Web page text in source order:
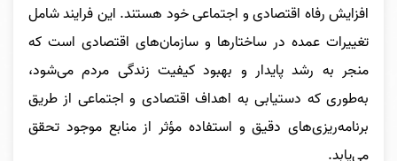
افزایش رفاه اقتصادی و اجتماعی خود هستند. این فرایند شامل
تغییرات عمده در ساختارها و سازمان‌های اقتصادی است که
منجر به رشد پایدار و بهبود کیفیت زندگی مردم می‌شود،
به‌طوری که دستیابی به اهداف اقتصادی و اجتماعی از طریق
برنامه‌ریزی‌های دقیق و استفاده مؤثر از منابع موجود تحقق
می‌یابد.